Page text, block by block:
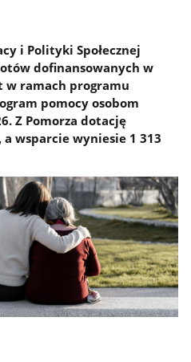
i Polityki Społecznej
dofinansowanych w
ramach programu
pomocy osobom
Z Pomorza dotację
wsparcie wyniesie 1 313